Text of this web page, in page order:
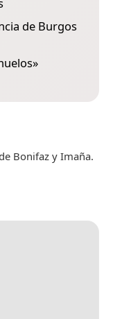
de Burgos
»
Bonifaz y Imaña.